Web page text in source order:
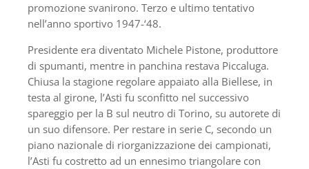
promozione svanirono. Terzo e ultimo tentativo
nell’anno sportivo 1947-‘48.
Presidente era diventato Michele Pistone, produttore
di spumanti, mentre in panchina restava Piccaluga.
Chiusa la stagione regolare appaiato alla Biellese, in
testa al girone, l’Asti fu sconfitto nel successivo
spareggio per la B sul neutro di Torino, su autorete di
un suo difensore. Per restare in serie C, secondo un
piano nazionale di riorganizzazione dei campionati,
l’Asti fu costretto ad un ennesimo triangolare con